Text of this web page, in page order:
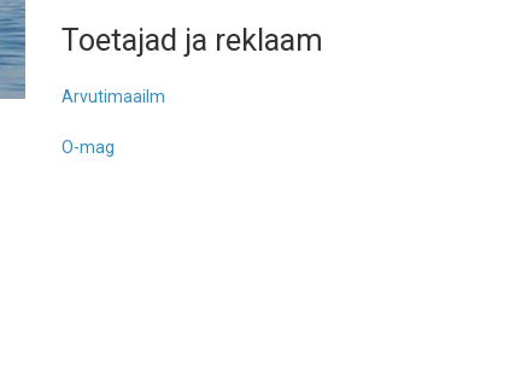
Toetajad ja reklaam
Arvutimaailm
O-mag